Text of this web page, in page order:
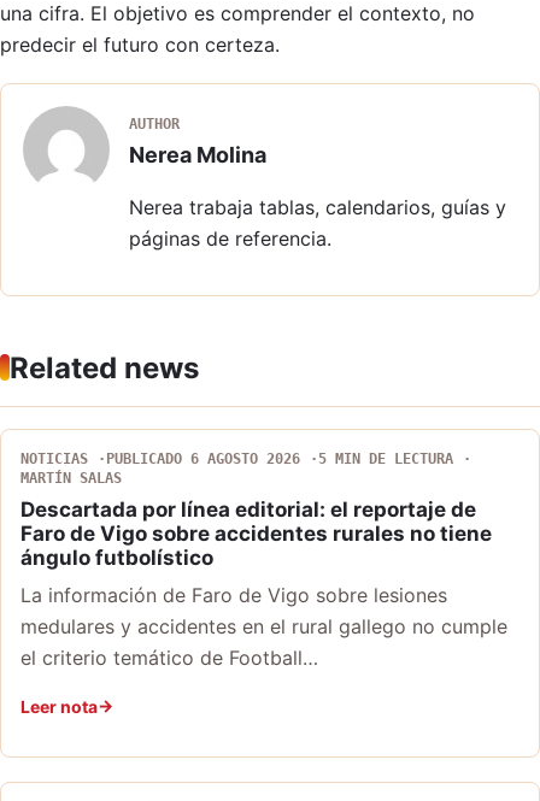
una cifra. El objetivo es comprender el contexto, no
predecir el futuro con certeza.
AUTHOR
Nerea Molina
Nerea trabaja tablas, calendarios, guías y
páginas de referencia.
Related news
NOTICIAS PUBLICADO 6 AGOSTO 2026
5 MIN DE LECTURA
MARTÍN SALAS
Descartada por línea editorial: el reportaje de
Faro de Vigo sobre accidentes rurales no tiene
ángulo futbolístico
La información de Faro de Vigo sobre lesiones
medulares y accidentes en el rural gallego no cumple
el criterio temático de Football…
Leer nota